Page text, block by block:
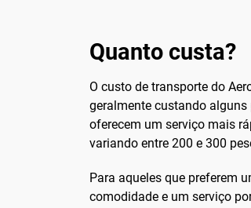
Quanto custa?
O custo de transporte do
geralmente custando
oferecem um serviço mais
variando entre 200 e 300
Para aqueles que preferem
comodidade e um serviço